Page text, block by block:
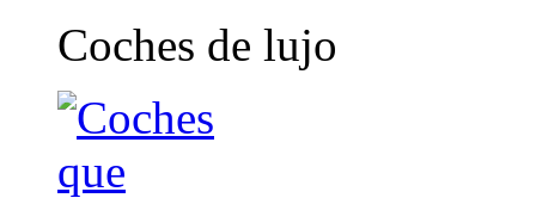
Coches de lujo